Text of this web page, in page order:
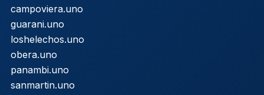
campoviera.uno
guarani.uno
loshelechos.uno
obera.uno
panambi.uno
sanmartin.uno